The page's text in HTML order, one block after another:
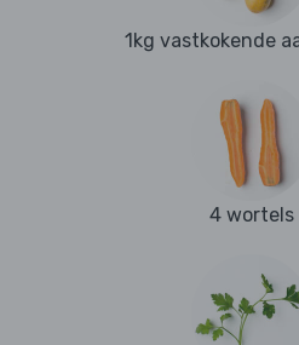
1kg vastkokende
4 wortels